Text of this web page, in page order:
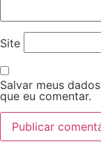
Site
Salvar meus
que eu comentar.